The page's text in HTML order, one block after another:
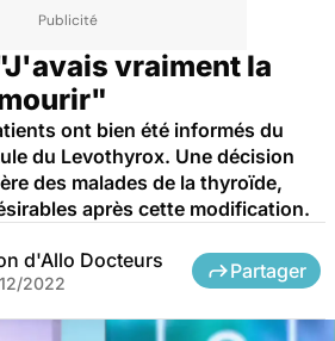
Effet secondaire
vraiment la
ont bien été informés du
du Levothyrox. Une décision
des malades de la thyroïde,
après cette modification.
d'Allo Docteurs
2022
Partager